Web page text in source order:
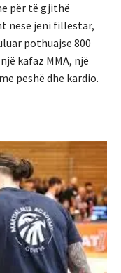
për të gjithë
nëse jeni fillestar,
pothuajse 800
kafaz MMA, një
me peshë dhe kardio.